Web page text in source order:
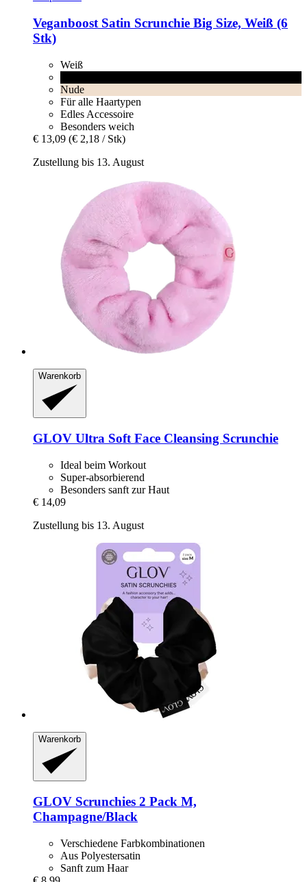
Veganboost Satin Scrunchie Big Size, Weiß (6
Stk)
Weiß
Nude
Für alle Haartypen
Edles Accessoire
Besonders weich
€ 13,09 (€ 2,18 / Stk)
Zustellung bis 13. August
Warenkorb
GLOV Ultra Soft Face Cleansing Scrunchie
Ideal beim Workout
Super-absorbierend
Besonders sanft zur Haut
€ 14,09
Zustellung bis 13. August
Warenkorb
GLOV Scrunchies 2 Pack M,
Champagne/Black
Verschiedene Farbkombinationen
Aus Polyestersatin
Sanft zum Haar